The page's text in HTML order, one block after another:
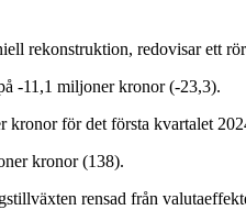
rekonstruktion, redovisar ett
-11,1 miljoner kronor (-23,3).
kronor för det första kvartalet
kronor (138).
rensad från